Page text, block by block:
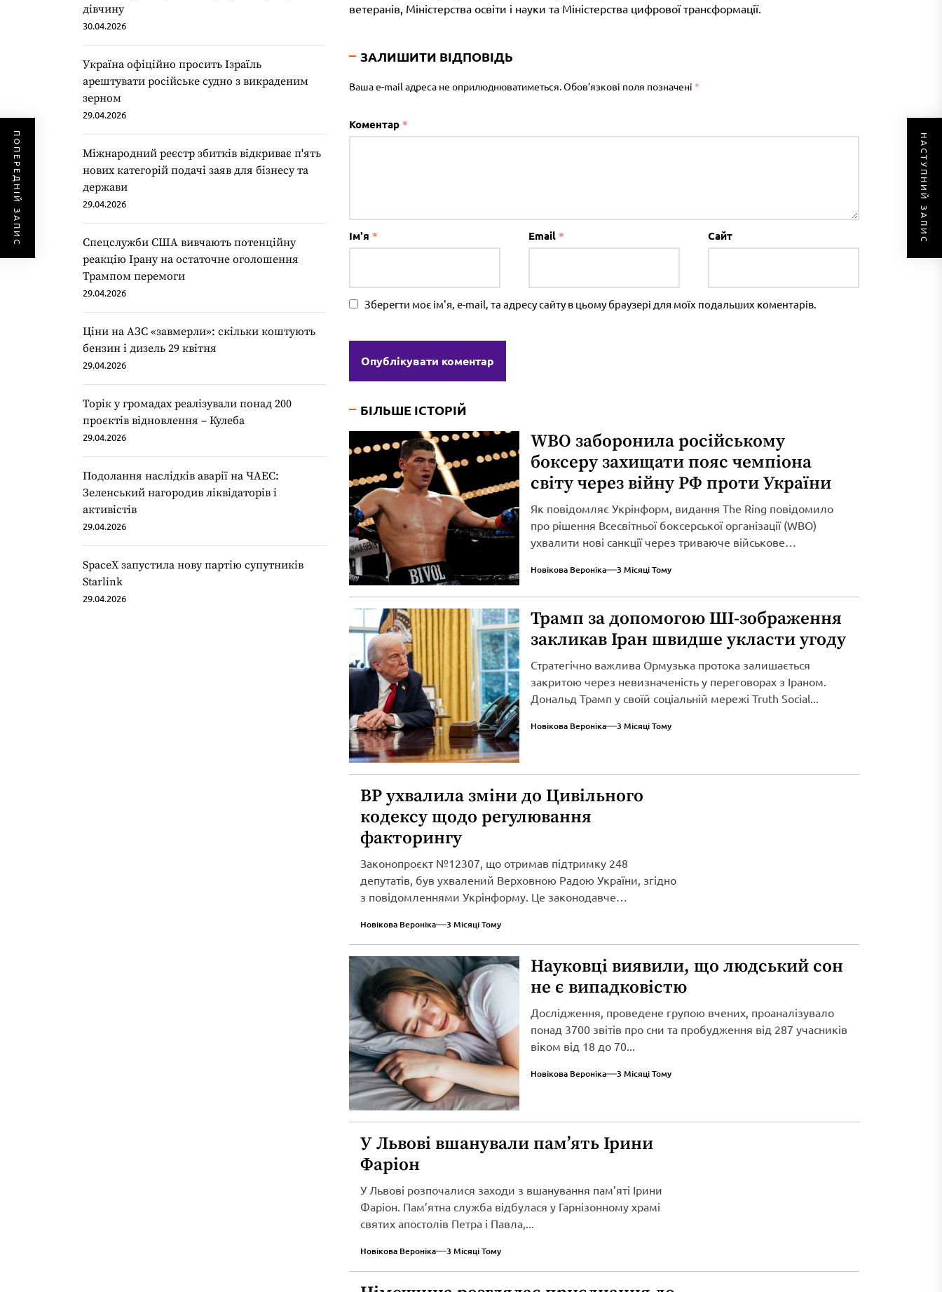
ветеранів, Міністерства освіти і науки та Міністерства цифрової трансформації.
ЗАЛИШИТИ ВІДПОВІДЬ
Ваша e-mail адреса не оприлюднюватиметься.Обов’язкові поля позначені *
Коментар *
Ім'я * Email * Сайт
Зберегти моє ім'я, e-mail, та адресу сайту в цьому браузері для моїх подальших коментарів.
ПОПЕРЕДНІЙ ЗАПИС НАСТУПНИЙ ЗАПИС
БІЛЬШЕ ІСТОРІЙ
WBO заборонила російському
боксеру захищати пояс чемпіона
світу через війну РФ проти України
Як повідомляє Укрінформ, видання The Ring повідомило
про рішення Всесвітньої боксерської організації (WBO)
ухвалити нові санкції через триваюче військове
Новікова Вероніка 3 Місяці Тому
Трамп за допомогою ШІ-зображення
закликав Іран швидше укласти угоду
Стратегічно важлива Ормузька протока залишається
закритою через невизначеність у переговорах з Іраном.
Дональд Трамп у своїй соціальній мережі Truth Social...
Новікова Вероніка 3 Місяці Тому
ВР ухвалила зміни до Цивільного
кодексу щодо регулювання
факторингу
Законопроєкт №12307, що отримав підтримку 248
депутатів, був ухвалений Верховною Радою України, згідно
з повідомленнями Укрінформу. Це законодавче
Новікова Вероніка 3 Місяці Тому
Науковці виявили, що людський сон
не є випадковістю
Дослідження, проведене групою вчених, проаналізувало
понад 3700 звітів про сни та пробудження від 287 учасників
віком від 18 до 70...
Новікова Вероніка 3 Місяці Тому
У Львові вшанували пам’ять Ірини
Фаріон
У Львові розпочалися заходи з вшанування пам’яті Ірини
Фаріон. Пам’ятна служба відбулася у Гарнізонному храмі
святих апостолів Петра і Павла,...
Новікова Вероніка 3 Місяці Тому
дівчину
30.04.2026
Україна офіційно просить Ізраїль
арештувати російське судно з викраденим
зерном
29.04.2026
Міжнародний реєстр збитків відкриває п'ять
нових категорій подачі заяв для бізнесу та
держави
29.04.2026
Спецслужби США вивчають потенційну
реакцію Ірану на остаточне оголошення
Трампом перемоги
29.04.2026
Ціни на АЗС «завмерли»: скільки коштують
бензин і дизель 29 квітня
29.04.2026
Торік у громадах реалізували понад 200
проєктів відновлення – Кулеба
29.04.2026
Подолання наслідків аварії на ЧАЕС:
Зеленський нагородив ліквідаторів і
активістів
29.04.2026
SpaceX запустила нову партію супутників
Starlink
29.04.2026